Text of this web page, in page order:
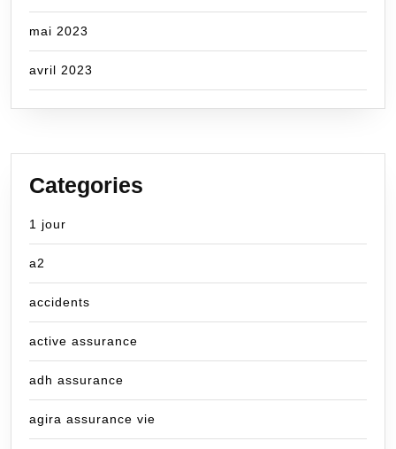
mai 2023
avril 2023
Categories
1 jour
a2
accidents
active assurance
adh assurance
agira assurance vie